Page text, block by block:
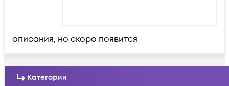
описания, но скоро появится
Категории